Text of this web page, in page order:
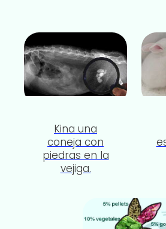
Kina una
coneja con
piedras en la
vejiga.